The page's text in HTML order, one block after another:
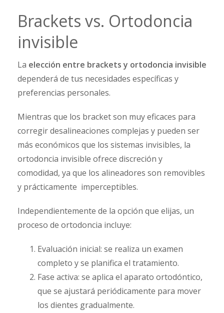
Brackets vs. Ortodoncia
invisible
La elección entre brackets y ortodoncia invisible
dependerá de tus necesidades específicas y
preferencias personales.
Mientras que los bracket son muy eficaces para
corregir desalineaciones complejas y pueden ser
más económicos que los sistemas invisibles, la
ortodoncia invisible ofrece discreción y
comodidad, ya que los alineadores son removibles
y prácticamente imperceptibles.
Independientemente de la opción que elijas, un
proceso de ortodoncia incluye:
Evaluación inicial: se realiza un examen
completo y se planifica el tratamiento.
Fase activa: se aplica el aparato ortodóntico,
que se ajustará periódicamente para mover
los dientes gradualmente.